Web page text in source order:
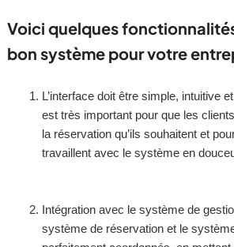
Voici quelques
bon système pour votre
L’interface doit être simple, intuitive
est très important pour que les
la réservation qu’ils souhaitent et
travaillent avec le système en
Intégration avec le système de
système de réservation et le